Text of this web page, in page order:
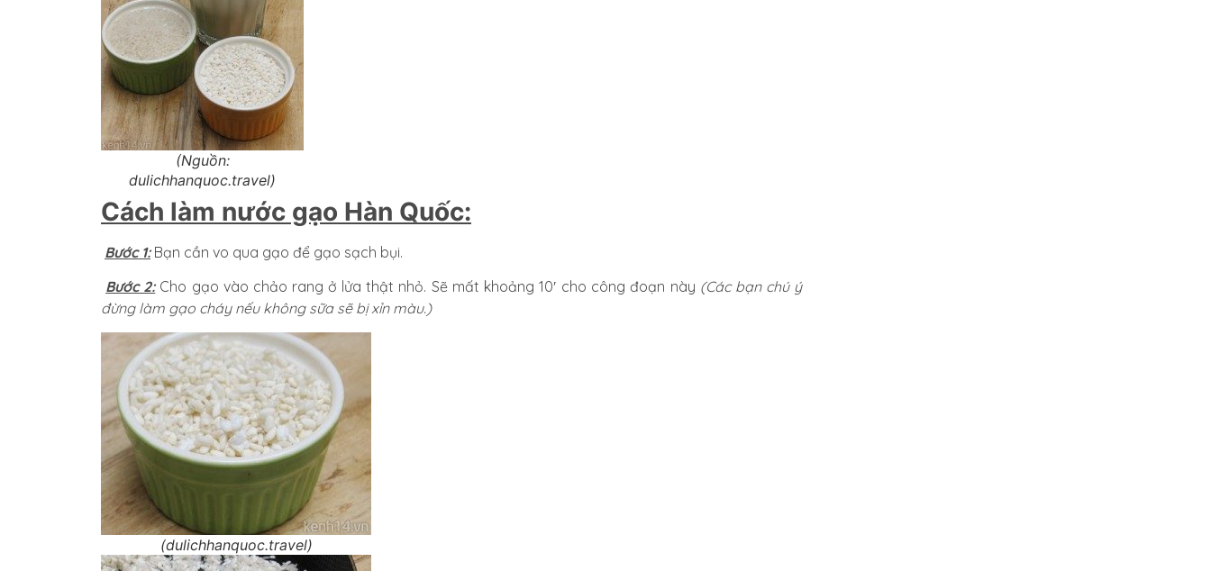
(Nguồn:
dulichhanquoc.travel)
Cách làm nước gạo Hàn Quốc:
Bước 1: Bạn cần vo qua gạo để gạo sạch bụi.
Bước 2: Cho gạo vào chảo rang ở lửa thật nhỏ. Sẽ mất khoảng 10′ cho công đoạn này (Các bạn chú ý
đừng làm gạo cháy nếu không sữa sẽ bị xỉn màu.)
(dulichhanquoc.travel)